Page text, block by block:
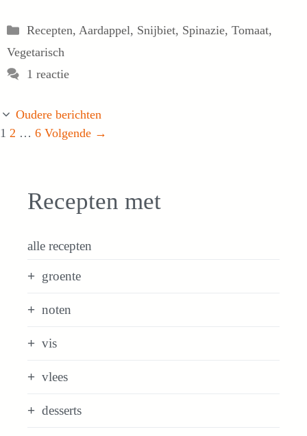
Categorieën
Recepten, Aardappel, Snijbiet, Spinazie, Tomaat,
Vegetarisch
1 reactie
Oudere berichten
Pagina
1 Pagina
2 … Pagina
6 Volgende →
Recepten met
alle recepten
groente
noten
vis
vlees
desserts